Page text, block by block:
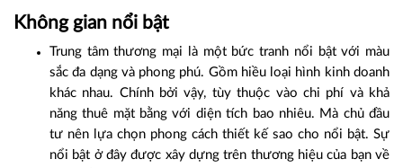
Không gian nổi bật
Trung tâm thương mại là một bức tranh nổi bật với màu
sắc đa dạng và phong phú. Gồm hiều loại hình kinh doanh
khác nhau. Chính bởi vậy, tùy thuộc vào chi phí và khả
năng thuê mặt bằng với diện tích bao nhiêu. Mà chủ đầu
tư nên lựa chọn phong cách thiết kế sao cho nổi bật. Sự
nổi bật ở đây được xây dựng trên thương hiệu của bạn về